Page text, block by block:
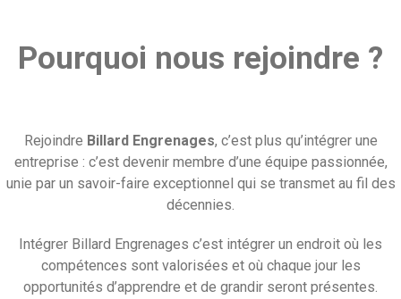
Pourquoi nous rejoindre ?
Rejoindre Billard Engrenages, c’est plus qu’intégrer une
entreprise : c’est devenir membre d’une équipe passionnée,
unie par un savoir-faire exceptionnel qui se transmet au fil des
décennies.
Intégrer Billard Engrenages c’est intégrer un endroit où les
compétences sont valorisées et où chaque jour les
opportunités d’apprendre et de grandir seront présentes.